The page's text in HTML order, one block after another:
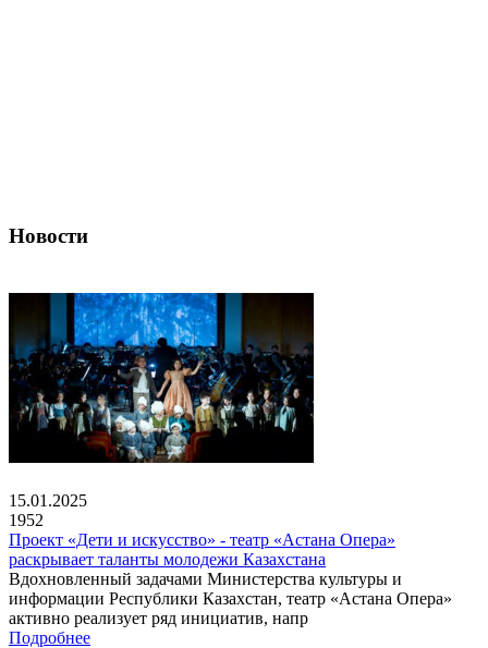
Новости
15.01.2025
1952
Проект «Дети и искусство» - театр «Астана Опера»
раскрывает таланты молодежи Казахстана
Вдохновленный задачами Министерства культуры и
информации Республики Казахстан, театр «Астана Опера»
активно реализует ряд инициатив, напр
Подробнее